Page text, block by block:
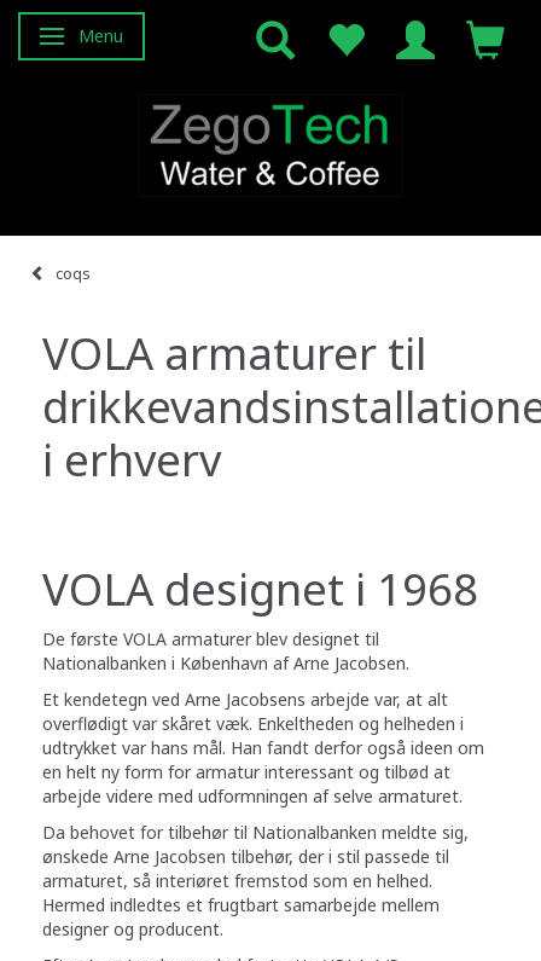
Basculer la navigation
Menu
coqs
VOLA armaturer til
i erhverv
VOLA designet i 1968
De første VOLA armaturer blev designet til
Nationalbanken i København af Arne Jacobsen.
Et kendetegn ved Arne Jacobsens arbejde var, at alt
overflødigt var skåret væk. Enkeltheden og helheden i
udtrykket var hans mål. Han fandt derfor også ideen om
en helt ny form for armatur interessant og tilbød at
arbejde videre med udformningen af selve armaturet.
Da behovet for tilbehør til Nationalbanken meldte sig,
ønskede Arne Jacobsen tilbehør, der i stil passede til
armaturet, så interiøret fremstod som en helhed.
Hermed indledtes et frugtbart samarbejde mellem
designer og producent.